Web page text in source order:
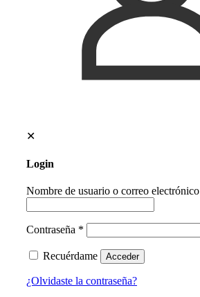
✕
Login
Nombre de usuario o correo electrónico
Contraseña *
Recuérdame Acceder
¿Olvidaste la contraseña?